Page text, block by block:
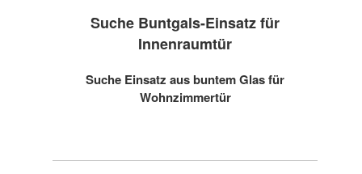
Suche Buntgals-Einsatz für
Innenraumtür
Suche Einsatz aus buntem Glas für
Wohnzimmertür